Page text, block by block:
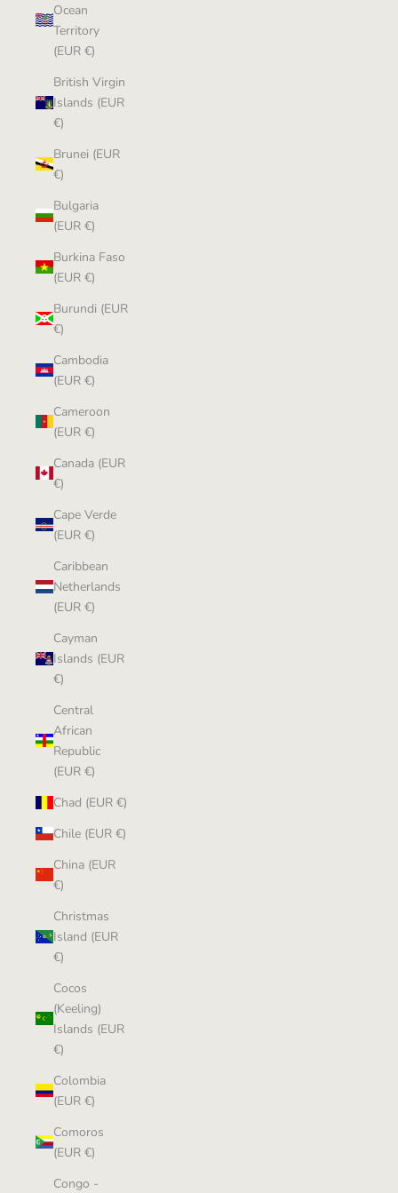
Ocean
Territory
(EUR €)
British Virgin
Islands (EUR
€)
Brunei (EUR
€)
Bulgaria
(EUR €)
Burkina Faso
(EUR €)
Burundi (EUR
€)
Cambodia
(EUR €)
Cameroon
(EUR €)
Canada (EUR
€)
Cape Verde
(EUR €)
Caribbean
Netherlands
(EUR €)
Cayman
Islands (EUR
€)
Central
African
Republic
(EUR €)
Chad (EUR €)
Chile (EUR €)
China (EUR
€)
Christmas
Island (EUR
€)
Cocos
(Keeling)
Islands (EUR
€)
Colombia
(EUR €)
Comoros
(EUR €)
Congo -